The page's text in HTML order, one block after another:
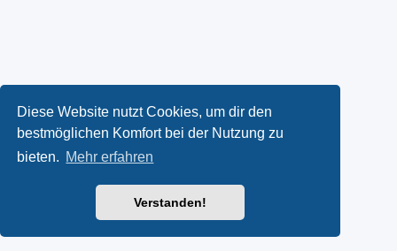
Diese Website nutzt Cookies, um dir den
bestmöglichen Komfort bei der Nutzung zu
bieten. Mehr erfahren
Verstanden!